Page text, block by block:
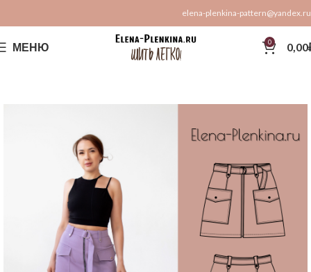
elena-plenkina-pattern@yandex.ru
МЕНЮ 0 0,00